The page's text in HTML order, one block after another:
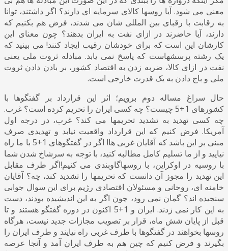
معنی می شود. آیا روسها کالای سرمایه ای دارند؟ اگر داشتند، توانا
به رقابت با رقبای بین المللی شان می شدند، فرض هم بکنیم که
دارند، آیا حاضرند در ازای نفت به ایران بدهند؟ چون معنای این
کارشان این است که برای خودشان رقیب ایجاد کنند! می بینید که
یک رشته پرسشهاست که پاسخ نمی یابد. مبادله ثروت ملی یعنی
نفت در ازای کالا، ضربه زدن به اقتصاد کشور، بر بادن دادن ثروت
ملی و باج دادن به یک قدرت خارجی است.
حال سراغ مساله دوم برویم؛ اثر این قرارداد بر گفتگوها با
کشورهای 1+5 چیست؟ چه کسی ایران را تحریم کرده است؟ غرب.
چه کسی تهدید به تشدید تحریمها می کند؟ غرب، در درجه اول
آمریکا. فرض کنیم که این قرارداد واقعیت نیابد و تهدیدی صرف
مبنی بر این باشد که آقایان غربی ها! اگر در گفتگوهای 1+5 با ما راه
نیایید و از ما تسلیم کامل مطالبه کنید، با توجه به سرشاخ شدن شما
با روسیه در اوکراین، با روسهاگاوبندی می کنیم!اگر طرف مقابل
این تهدید را مجوز آن دانست که تحریمها را تشدید کند، چه؟ آقایان
خامنه ای، روحانی و مسئولان اقتصادی رژیم برای این سوال جوابی
سنجیده اند؟ گمان نمی رود، چون اگر به این اندیشیده بودند، دست
به این کار نمی زدند. ایران و 1+5 اکنون در دوره گفتگو هستند و تا
قبل از پایان شش ماه، قرار بر تصویب مجازات جدید نیست، هرگاه
روسها بخواهند در گفتگوها با طرف غربی راه نیایند و طرف ایران را
بگیرند و فرض کنیم که چین هم به طرف ایران آمد و آنجا عرصه